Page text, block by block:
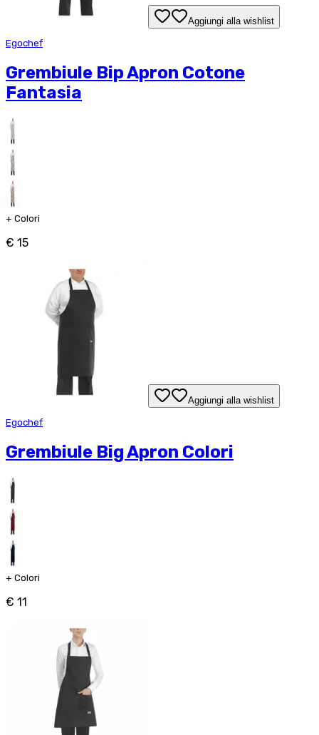
Aggiungi alla wishlist
Egochef
Grembiule Bip Apron Cotone
Fantasia
+ Colori
€ 15
Aggiungi alla wishlist
Egochef
Grembiule Big Apron Colori
+ Colori
€ 11